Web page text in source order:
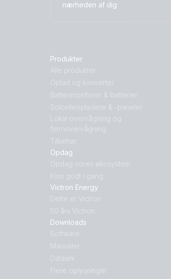
nærheden af dig
Produkter
Alle produkter
Oplad og konverter
Batterimonitorer & batterier
Solcelleopladere & -paneler
Lokal overvågning og
fjernovervågning
Tilbehør
Opdag
Opdag vores økosystem
Kom godt i gang
Victron Energy
Dette er Victron
50 års Victron
Downloads
Software
Manualer
Dataark
Flere oplysninger